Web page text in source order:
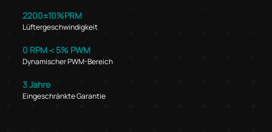
2200±10%PRM
Lüftergeschwindigkeit
0 RPM＜5% PWM
Dynamischer PWM-Bereich
3 Jahre
Eingeschränkte Garantie